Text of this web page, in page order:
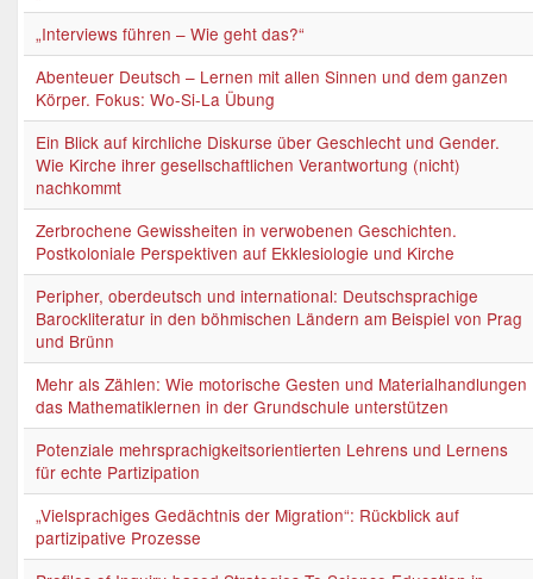
„Interviews führen – Wie geht das?“
Abenteuer Deutsch – Lernen mit allen Sinnen und dem ganzen
Körper. Fokus: Wo-Si-La Übung
Ein Blick auf kirchliche Diskurse über Geschlecht und Gender.
Wie Kirche ihrer gesellschaftlichen Verantwortung (nicht)
nachkommt
Zerbrochene Gewissheiten in verwobenen Geschichten.
Postkoloniale Perspektiven auf Ekklesiologie und Kirche
Peripher, oberdeutsch und international: Deutschsprachige
Barockliteratur in den böhmischen Ländern am Beispiel von Prag
und Brünn
Mehr als Zählen: Wie motorische Gesten und Materialhandlungen
das Mathematiklernen in der Grundschule unterstützen
Potenziale mehrsprachigkeitsorientierten Lehrens und Lernens
für echte Partizipation
„Vielsprachiges Gedächtnis der Migration“: Rückblick auf
partizipative Prozesse